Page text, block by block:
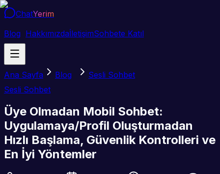
ChatYerim
Blog HakkımızdaİletişimSohbete Katıl
Ana Sayfa Blog
Sesli Sohbet
Sesli Sohbet
Üye Olmadan Mobil Sohbet:
Uygulamaya/Profil Oluşturmadan
Hızlı Başlama, Güvenlik Kontrolleri ve
En İyi Yöntemler